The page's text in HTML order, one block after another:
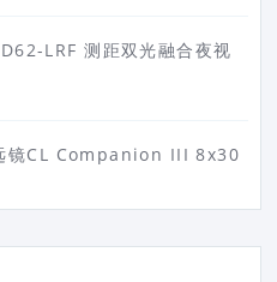
LRF 测距双光融合夜视
镜CL Companion III 8x30